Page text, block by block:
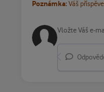
Poznámka:Váš